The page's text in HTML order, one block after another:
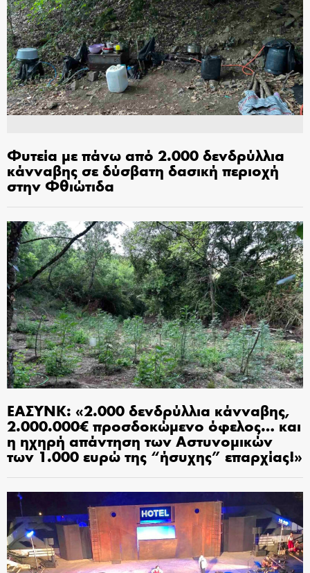
Φυτεία με πάνω από 2.000 δενδρύλλια
κάνναβης σε δύσβατη δασική περιοχή
στην Φθιώτιδα
ΕΑΣΥΝΚ: «2.000 δενδρύλλια κάνναβης,
2.000.000€ προσδοκώμενο όφελος… και
η ηχηρή απάντηση των Αστυνομικών
των 1.000 ευρώ της “ήσυχης” επαρχίας!»